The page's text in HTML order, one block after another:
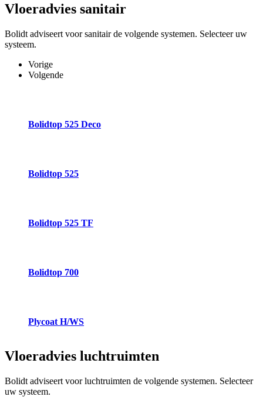
Vloeradvies sanitair
Bolidt adviseert voor sanitair de volgende systemen. Selecteer uw
systeem.
Vorige
Volgende
Bolidtop 525 Deco
Bolidtop 525
Bolidtop 525 TF
Bolidtop 700
Plycoat H/WS
Vloeradvies luchtruimten
Bolidt adviseert voor luchtruimten de volgende systemen. Selecteer
uw systeem.